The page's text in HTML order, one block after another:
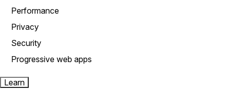
Performance
Privacy
Security
Progressive web apps
Learn